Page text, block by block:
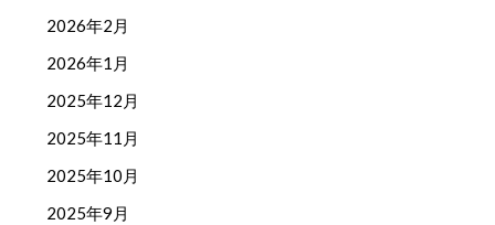
2026年2月
2026年1月
2025年12月
2025年11月
2025年10月
2025年9月